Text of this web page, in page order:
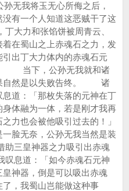
我将玉无心所侮之后，
有一个人知道这恶贼干了这
力和张馅饼被周青云、
在蜀山之上赤魂石之力，发
出丁大力体内的赤魂石元
当下，公孙无我就和诸
自然是以失败告终。 诸
道：「那枚失落的元神在丁
体融为一体，若是刚才我再
力也会被他吸引过去的！」
脸无奈，公孙无我当然是装
三皇神器之力吸引出赤魂
息道：「如今赤魂石元神
神器，倒是可以吸出赤魂
，我蜀山岂能做这种事